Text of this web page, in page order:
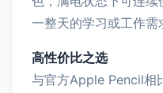
一整天的学习或工作需
高性价比之选
与官方Apple Pencil相